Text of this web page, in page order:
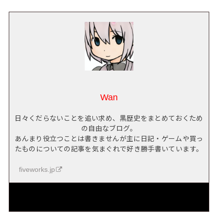
Wan
日々くだらないことを追い求め、黒歴史をまとめておくため
の自由なブログ。
あんまり役立つことは書きませんが主に日記・ゲームや買っ
たものについての記事を気まぐれで好き勝手書いています。
fiveworks.jp